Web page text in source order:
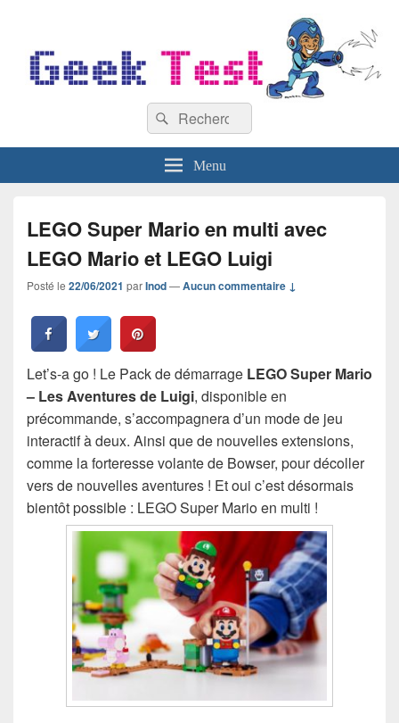
Recherche :
Rechercher
Menu
LEGO Super Mario en multi avec
LEGO Mario et LEGO Luigi
Posté le 22/06/2021 parInod—Aucun commentaire ↓
Let’s-a go ! Le Pack de démarrage LEGO Super Mario
– Les Aventures de Luigi, disponible en
précommande, s’accompagnera d’un mode de jeu
interactif à deux. Ainsi que de nouvelles extensions,
comme la forteresse volante de Bowser, pour décoller
vers de nouvelles aventures ! Et oui c’est désormais
bientôt possible : LEGO Super Mario en multi !